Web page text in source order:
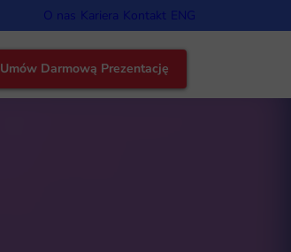
O nas Kariera Kontakt ENG
Umów Darmową Prezentację